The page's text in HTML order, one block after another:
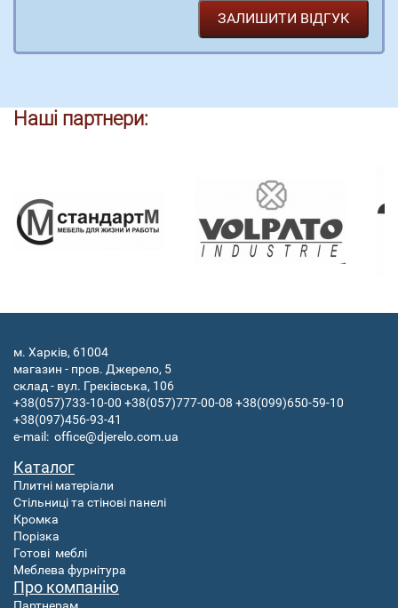
Наші партнери:
м. Харків, 61004
магазин - пров. Джерело, 5
склад - вул. Греківська, 106
+38(057)733-10-00 +38(057)777-00-08 +38(099)650-59-10
+38(097)456-93-41
e-mail: office@djerelo.com.ua
Каталог
Плитні матеріали
Стільниці та стінові панелі
Кромка
Порізка
Готові меблі
Меблева фурнітура
Про компанію